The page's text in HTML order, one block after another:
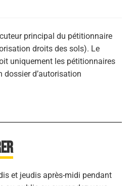
principal du pétitionnaire
droits des sols). Le
uniquement les pétitionnaires
dossier d’autorisation
et jeudis après-midi pendant